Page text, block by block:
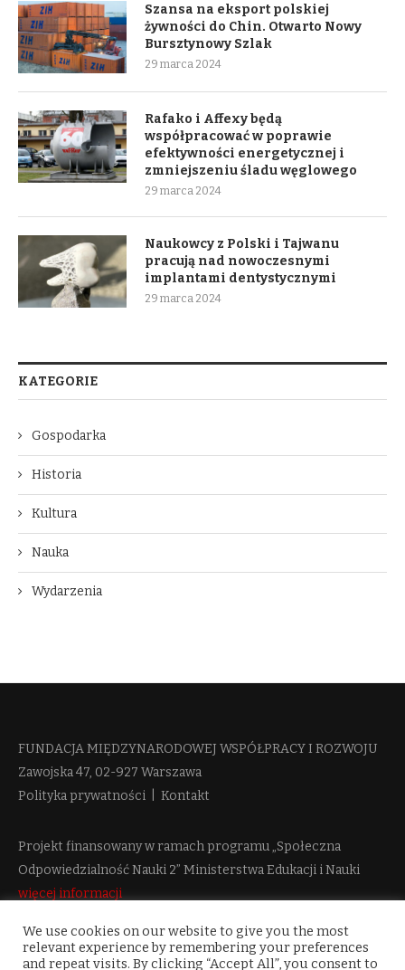
Szansa na eksport polskiej
żywności do Chin. Otwarto Nowy
Bursztynowy Szlak
29 marca 2024
Rafako i Affexy będą
współpracować w poprawie
efektywności energetycznej i
zmniejszeniu śladu węglowego
29 marca 2024
Naukowcy z Polski i Tajwanu
pracują nad nowoczesnymi
implantami dentystycznymi
29 marca 2024
KATEGORIE
Gospodarka
Historia
Kultura
Nauka
Wydarzenia
FUNDACJA MIĘDZYNARODOWEJ WSPÓŁPRACY I ROZWOJU​
Zawojska 47, 02-927 Warszawa
Polityka prywatności
Kontakt
Projekt finansowany w ramach programu „Społeczna
Odpowiedzialność Nauki 2” Ministerstwa Edukacji i Nauki
więcej informacji
We use cookies on our website to give you the most
relevant experience by remembering your preferences
and repeat visits. By clicking “Accept All”, you consent to